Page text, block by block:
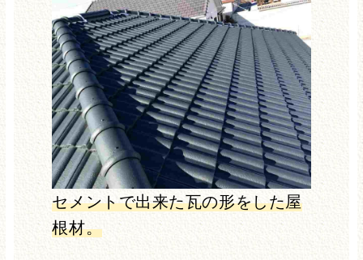
セメントで出来た瓦の形をした屋
根材。